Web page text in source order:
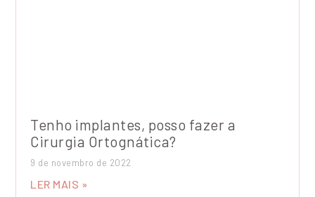
Tenho implantes, posso fazer a
Cirurgia Ortognática?
9 de novembro de 2022
LER MAIS »